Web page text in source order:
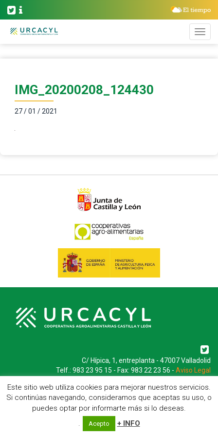
IMG_20200208_124430
27 / 01 / 2021
C/ Hípica, 1, entreplanta - 47007 Valladolid
Telf.: 983 23 95 15 - Fax: 983 22 23 56 - Aviso Legal
Este sitio web utiliza cookies para mejorar nuestros servicios.
Si continúas navegando, consideramos que aceptas su uso, o
puedes optar por informarte más si lo deseas.
.
Acepto + INFO